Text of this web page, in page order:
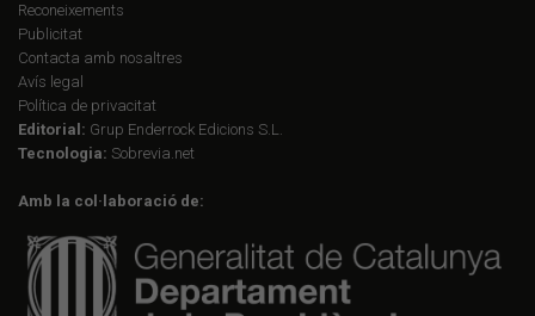
Reconeixements
Publicitat
Contacta amb nosaltres
Avís legal
Política de privacitat
Editorial: Grup Enderrock Edicions S.L.
Tecnologia: Sobrevia.net
Amb la col·laboració de: